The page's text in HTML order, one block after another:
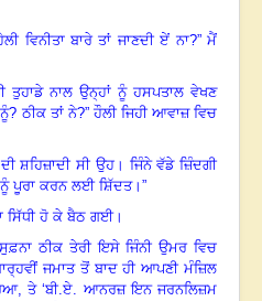
ਵਿਨੀਤਾ ਬਾਰੇ ਤਾਂ ਜਾਣਦੀ ਏਂ ਨਾ?”ਮੈਂ
ਤੁਹਾਡੇ ਨਾਲ ਉਨ੍ਹਾਂ ਨੂੰ ਹਸਪਤਾਲ ਵੇਖਣ
? ਠੀਕ ਤਾਂ ਨੇ?” ਹੌਲੀ ਜਿਹੀ ਆਵਾਜ਼ ਵਿਚ
ਸ਼ਹਿਜ਼ਾਦੀ ਸੀ ਉਹ। ਜਿੰਨੇ ਵੱਡੇ ਜ਼ਿੰਦਗੀ
ਨੂੰ ਪੂਰਾ ਕਰਨ ਲਈ ਸ਼ਿੱਦਤ। ”
ਸਿੱਧੀ ਹੋ ਕੇ ਬੈਠ ਗਈ।
ਠੀਕ ਤੇਰੀ ਇਸੇ ਜਿੰਨੀ ਉਮਰ ਵਿਚ
ਜਮਾਤ ਤੋਂ ਬਾਦ ਹੀ ਆਪਣੀ ਮੰਜ਼ਿਲ
, ਤੇ ‘ਬੀ.ਏ. ਆਨਰਜ਼ ਇਨ ਜਰਨਲਿਜ਼ਮ